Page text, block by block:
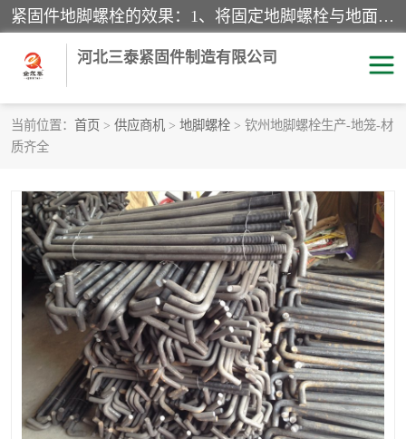
紧固件地脚螺栓的效果：1、将固定地脚螺栓与地面用水泥等物品灌溉在一起，可用来固定较小振荡和冲击的设备。2、活动地脚是一种可拆卸的地脚螺栓，可以固定有激烈振荡和冲击的大型机器设备。3、胀锚地脚螺栓用于固定比较简略且重量轻的设备，辅佐设备长期处于静止状态下。4、粘接地脚螺栓为一种使用广泛且常见的设备，它也是用来固定简略设备的小件。
河北三泰紧固件制造有限公司
当前位置： 首页 > 供应商机 > 地脚螺栓 > 钦州地脚螺栓生产-地笼-材
质齐全
地脚螺栓
焊钉 拉杆
螺栓 悬挑梁拉杆
高强度